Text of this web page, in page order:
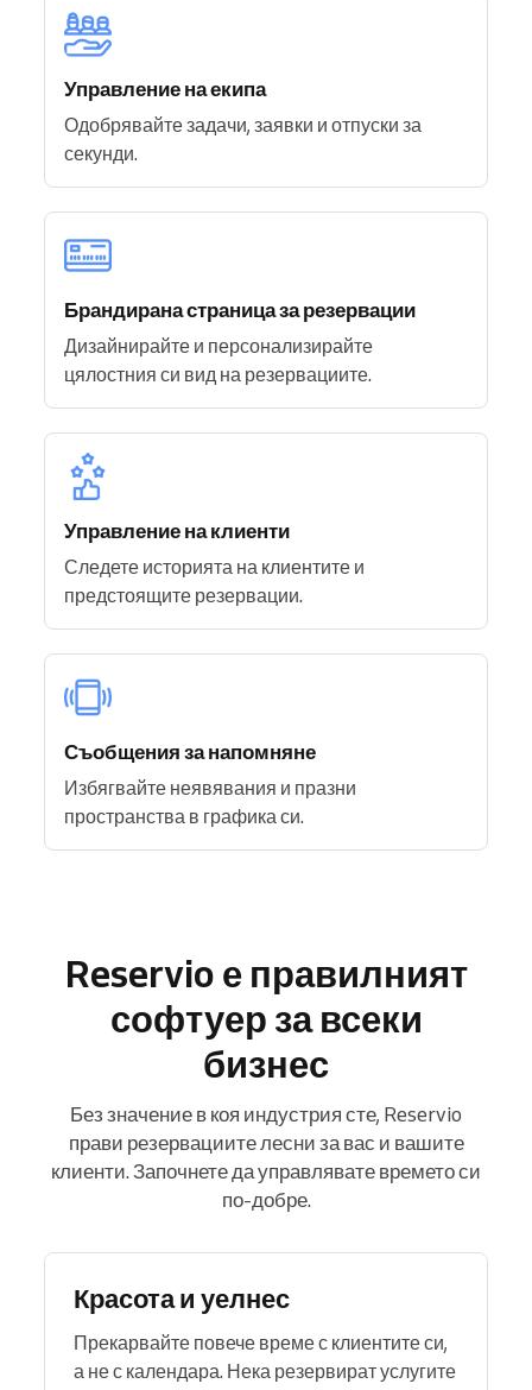
Управление на екипа
Одобрявайте задачи, заявки и отпуски за
секунди.
Брандирана страница за резервации
Дизайнирайте и персонализирайте
цялостния си вид на резервациите.
Управление на клиенти
Следете историята на клиентите и
предстоящите резервации.
Съобщения за напомняне
Избягвайте неявявания и празни
пространства в графика си.
Reservio е правилният
софтуер за всеки
бизнес
Без значение в коя индустрия сте, Reservio
прави резервациите лесни за вас и вашите
клиенти. Започнете да управлявате времето си
по-добре.
Красота и уелнес
Прекарвайте повече време с клиентите си,
а не с календара. Нека резервират услугите